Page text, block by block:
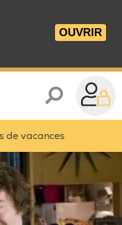
OUVRIR
de vacances